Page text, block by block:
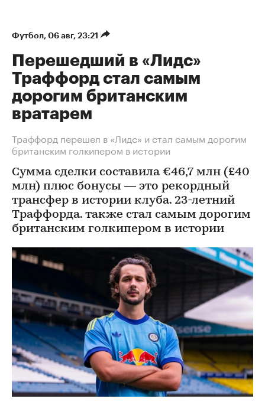
Футбол⁠, 06 авг, 23:21
Перешедший в «Лидс»
Траффорд стал самым
дорогим британским
вратарем
Траффорд перешел в «Лидс» и стал самым дорогим
британским голкипером в истории
Сумма сделки составила €46,7 млн (£40
млн) плюс бонусы — это рекордный
трансфер в истории клуба. 23-летний
Траффорда. также стал самым дорогим
британским голкипером в истории